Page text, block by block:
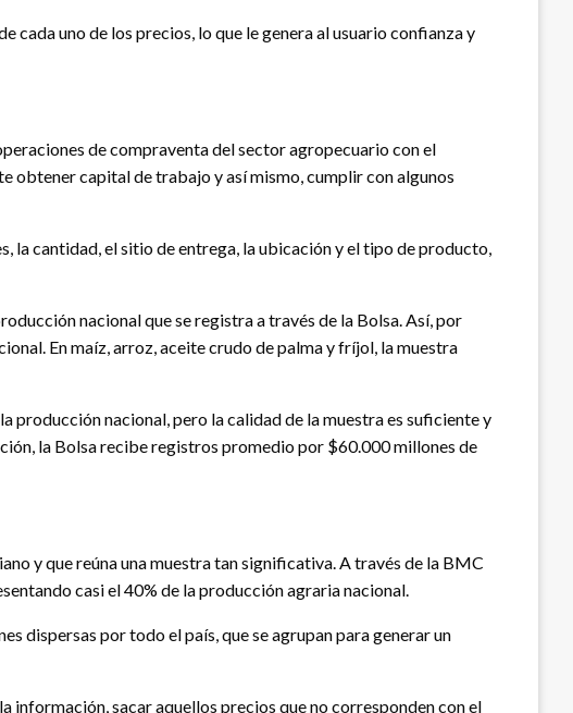
cada uno de los precios, lo que le genera al usuario confianza y
de compraventa del sector agropecuario con el
obtener capital de trabajo y así mismo, cumplir con algunos
la cantidad, el sitio de entrega, la ubicación y el tipo de producto,
nacional que se registra a través de la Bolsa. Así, por
En maíz, arroz, aceite crudo de palma y fríjol, la muestra
producción nacional, pero la calidad de la muestra es suficiente y
la Bolsa recibe registros promedio por $60.000 millones de
y que reúna una muestra tan significativa. A través de la BMC
casi el 40% de la producción agraria nacional.
dispersas por todo el país, que se agrupan para generar un
sacar aquellos precios que no corresponden con el